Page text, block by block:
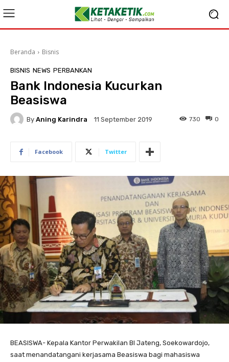
Beranda Bisnis
BISNIS NEWS PERBANKAN
Bank Indonesia Kucurkan
Beasiswa
By Aning Karindra 11 September 2019 0
730
Facebook Twitter
BEASISWA- Kepala Kantor Perwakilan BI Jateng, Soekowardojo,
saat menandatangani kerjasama Beasiswa bagi mahasiswa